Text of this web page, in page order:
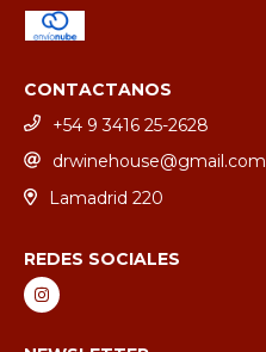
CONTACTANOS
+54 9 3416 25-2628
drwinehouse@gmail.com
Lamadrid 220
REDES SOCIALES